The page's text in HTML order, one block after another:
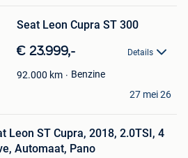
Seat Leon Cupra ST 300
€ 23.999,- Details
92.000 km
Benzine
27 mei 26
Leon ST Cupra, 2018, 2.0TSI, 4
Automaat, Pano